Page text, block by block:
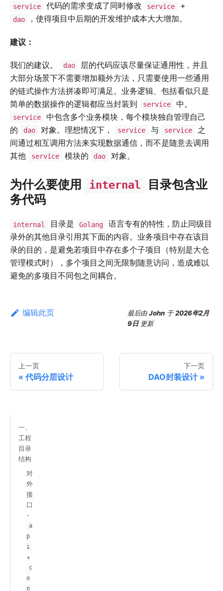
service 代码的需求变成了同时修改 service +
dao ，使得项目中后期的开发维护成本大大增加。
建议：
我们的建议。 dao
层的代码应该尽量保证通用性，并且
大部分场景下不需要增加额外方法，只需要使用一些通用
的链式操作方法拼凑即可满足。业务逻辑、包括看似只是
简单的数据操作的逻辑都应当封装到
service 中。
service
中包含多个业务模块，每个模块独自管理自己
的
dao 对象。理想情况下， service 与 service
之
间通过相互调用方法来实现数据通信，而不是随意去调用
其他
service 模块的 dao 对象。
为什么要使用 internal
目录包含业
务代码
internal 目录是 Golang
语言专有的特性，防止同级目
录外的其他目录引用其下面的内容。业务项目中存在该目
录的目的，是避免若项目中存在多个子项目（特别是大仓
管理模式时），多个项目之间无限制随意访问，造成难以
避免的多项目不同包之间耦合。
编辑此页 最后由John 于2026年2月
9日 更新
上一页
代码分层设计
下一页
DAO封装设计
一、
工程
目录
结构
对
外
接
口
-
a
p
i
+
c
o
n